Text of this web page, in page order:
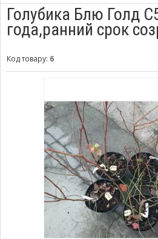
Голубика Блю Голд
года,ранний срок
Код товару: 6